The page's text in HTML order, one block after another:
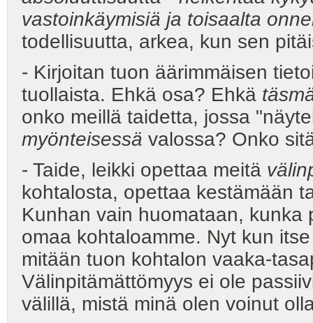
vastoinkäymisiä ja toisaalta
todellisuutta, arkea, kun sen
- Kirjoitan tuon äärimmäisen
tuollaista. Ehkä osa? Ehkä
onko meillä taidetta, jossa
myönteisessä valossa? Onko
- Taide, leikki opettaa meitä
kohtalosta, opettaa kestämään
Kunhan vain huomataan, kunka
omaa kohtaloamme. Nyt kun
mitään tuon kohtalon vaaka-
Välinpitämättömyys ei ole
välillä, mistä minä olen voinut